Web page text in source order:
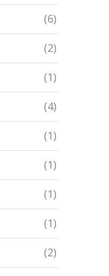
(6)
(2)
(1)
(4)
(1)
(1)
(1)
(1)
(2)